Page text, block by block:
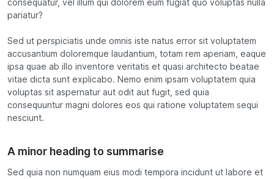
consequatur, vel illum qui dolorem eum fugiat quo voluptas nulla
pariatur?
Sed ut perspiciatis unde omnis iste natus error sit voluptatem
accusantium doloremque laudantium, totam rem aperiam, eaque
ipsa quae ab illo inventore veritatis et quasi architecto beatae
vitae dicta sunt explicabo. Nemo enim ipsam voluptatem quia
voluptas sit aspernatur aut odit aut fugit, sed quia
consequuntur magni dolores eos qui ratione voluptatem sequi
nesciunt.
A minor heading to summarise
Sed quia non numquam eius modi tempora incidunt ut labore et